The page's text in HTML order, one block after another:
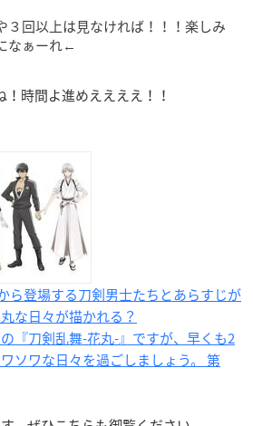
３回以上は見なければ！！！楽しみ
なぁーれ←
時間よ進めええええ！！
ら登場する刀剣男士たちとあらすじが
な日々が描かれる？
『刀剣乱舞-花丸-』ですが、早くも2
ソワな日々を過ごしましょう。 第